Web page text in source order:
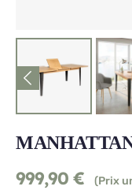
999,90 €
(Prix